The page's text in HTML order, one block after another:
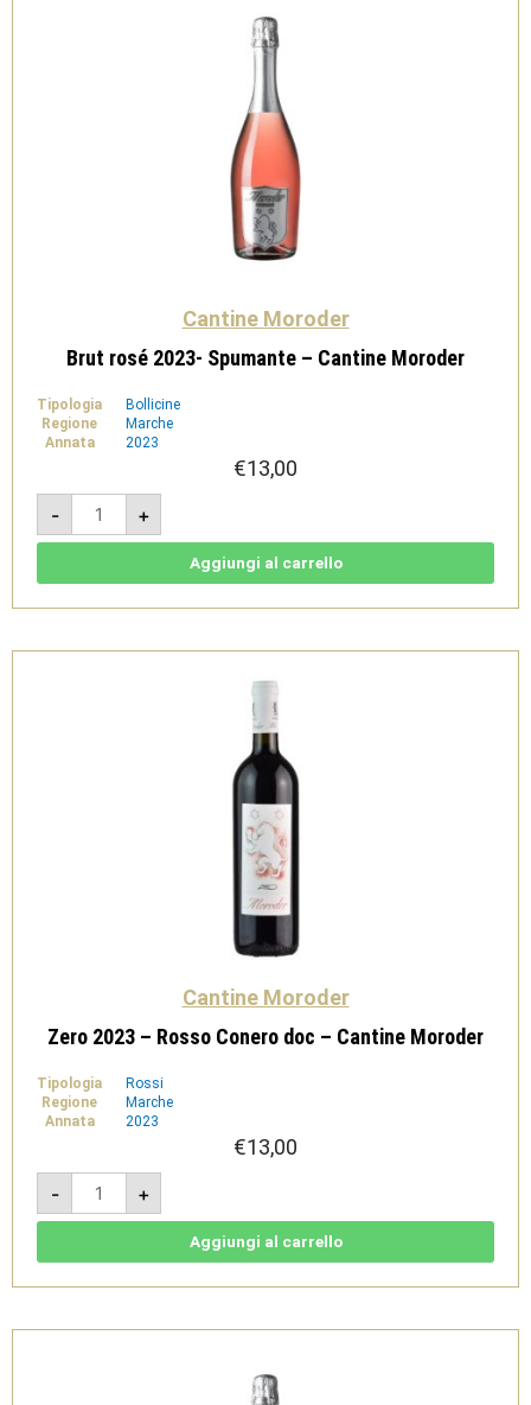
Cantine Moroder
Brut rosé 2023- Spumante – Cantine Moroder
Tipologia
Bollicine
Regione
Marche
Annata
2023
€13,00
-
Brut
rosé
2023-
Spumante
quantità
+
Aggiungi al carrello
Cantine Moroder
Zero 2023 – Rosso Conero doc – Cantine Moroder
Tipologia
Rossi
Regione
Marche
Annata
2023
€13,00
-
Zero
2023
-
Rosso
Cantine
+
Aggiungi al carrello